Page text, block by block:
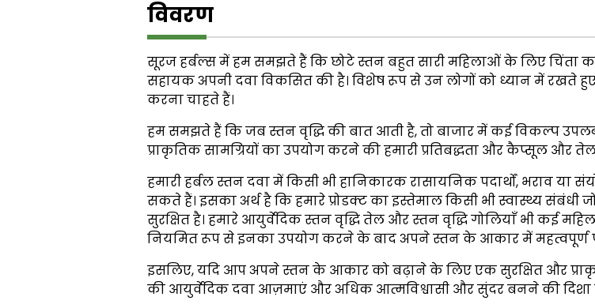
विवरण
सूरज हर्बल्स में हम समझते हैं कि छोटे स्तन बहुत सारी महिलाओं के लिए
सहायक अपनी दवा विकसित की है। विशेष रूप से उन लोगों को ध्यान में रखते
करना चाहते हैं।
हम समझते हैं कि जब स्तन वृद्धि की बात आती है, तो बाजार में कई विकल्प
प्राकृतिक सामग्रियों का उपयोग करने की हमारी प्रतिबद्धता और कैप्सूल और
हमारी हर्बल स्तन दवा में किसी भी हानिकारक रासायनिक पदार्थों, भराव या
सकते हैं। इसका अर्थ है कि हमारे प्रोडक्ट का इस्तेमाल किसी भी स्वास्थ्य
सुरक्षित है। हमारे आयुर्वेदिक स्तन वृद्धि तेल और स्तन वृद्धि गोलियाँ भी कई
नियमित रूप से इनका उपयोग करने के बाद अपने स्तन के आकार में महत्वपूर्ण
इसलिए, यदि आप अपने स्तन के आकार को बढ़ाने के लिए एक सुरक्षित और
की आयुर्वेदिक दवा आज़माएं और अधिक आत्मविश्वासी और सुंदर बनने की